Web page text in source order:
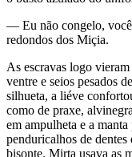
— Eu não congelo,
redondos dos Miçia.
As escravas logo
ventre e seios pesados
silhueta, a liéve
como de praxe,
em ampulheta e a
penduricalhos de
bisonte. Mirta usava as